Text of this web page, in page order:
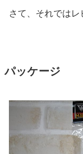
さて、それではレ
パッケージ